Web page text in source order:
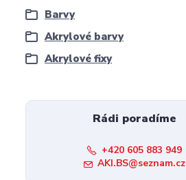
Barvy
Akrylové barvy
Akrylové fixy
Rádi poradíme
+420 605 883 949
AKI.BS@seznam.cz